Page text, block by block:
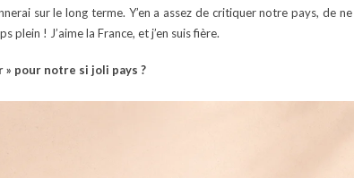
sur le long terme. Y’en a assez de critiquer notre pays, de
plein ! J’aime la France, et j’en suis fière.
» pour notre si joli pays ?